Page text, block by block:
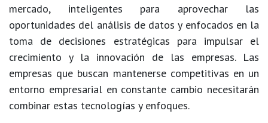
mercado, inteligentes para aprovechar las
oportunidades del análisis de datos y enfocados en la
toma de decisiones estratégicas para impulsar el
crecimiento y la innovación de las empresas. Las
empresas que buscan mantenerse competitivas en un
entorno empresarial en constante cambio necesitarán
combinar estas tecnologías y enfoques.